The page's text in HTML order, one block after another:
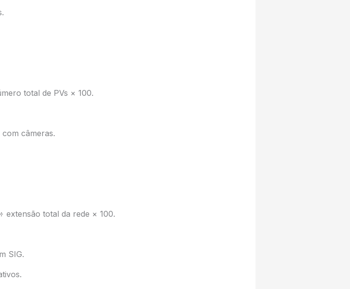
total de PVs × 100.
câmeras.
extensão total da rede × 100.
SIG.